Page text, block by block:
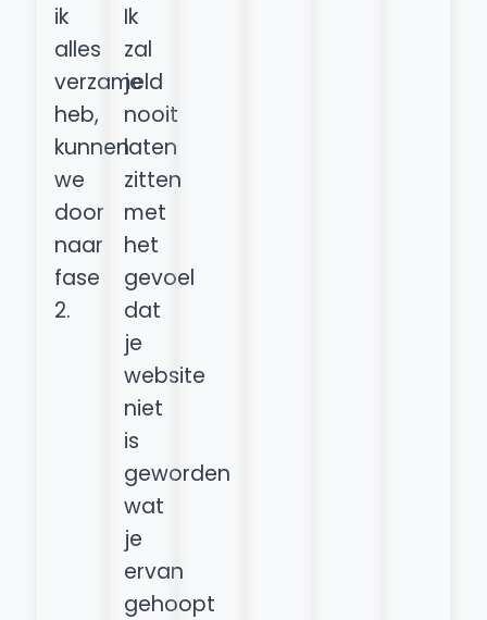
ik
alles
verzameld
heb,
kunnen
we
door
naar
fase
2.
Ik
zal
je
nooit
laten
zitten
met
het
gevoel
dat
je
website
niet
is
geworden
wat
je
ervan
gehoopt